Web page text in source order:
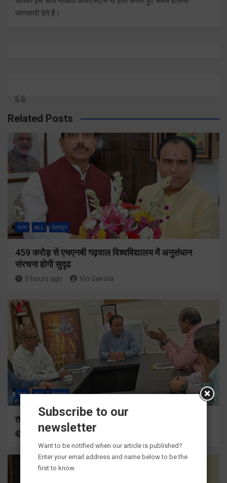
जानकारी देते हैं।
Related Posts
राज्य ALL देहरादून
459 करोड़ से एचएनबी गढ़वाल विश्वविद्यालय में अनुसंधान
संरचना होगी सुदृढ
5 hours ago Viri Gairola
राज्य ALL देहरादून
तकनीकी शिक्षा विभाग प्रदेशभर में आयोजित करेगा रोजगार मेले
5 hours ago Viri Gairola
Subscribe to our
newsletter
Want to be notified when our article is published?
Enter your email address and name below to be the
first to know.